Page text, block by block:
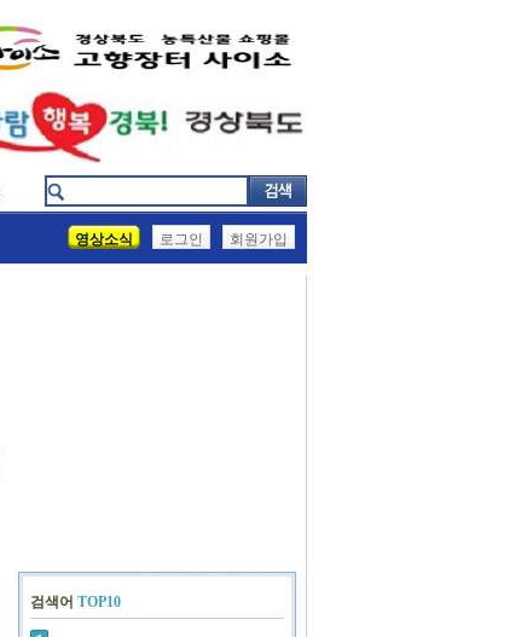
영상소식 로그인 회원가입
검색어 TOP10